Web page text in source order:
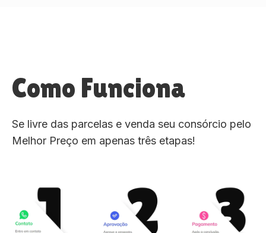
Como Funciona
Se livre das parcelas e venda seu consórcio pelo
Melhor Preço em apenas três etapas!